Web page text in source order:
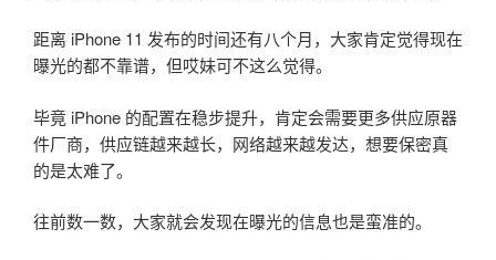
距离 iPhone 11 发布的时间还有八个月，大家肯定觉得现在
曝光的都不靠谱，但哎妹可不这么觉得。
毕竟 iPhone 的配置在稳步提升，肯定会需要更多供应原器
件厂商，供应链越来越长，网络越来越发达，想要保密真
的是太难了。
往前数一数，大家就会发现在曝光的信息也是蛮准的。